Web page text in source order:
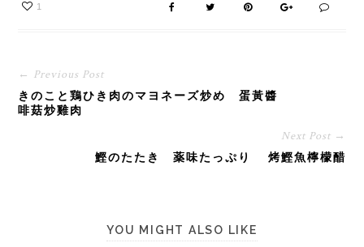
1
← Previous Post
きのこと鶏ひき肉のマヨネーズ炒め 蛋黃醬
啡菇炒雞肉
Next Post →
鰹のたたき 薬味たっぷり 烤鰹魚檸檬醋
YOU MIGHT ALSO LIKE